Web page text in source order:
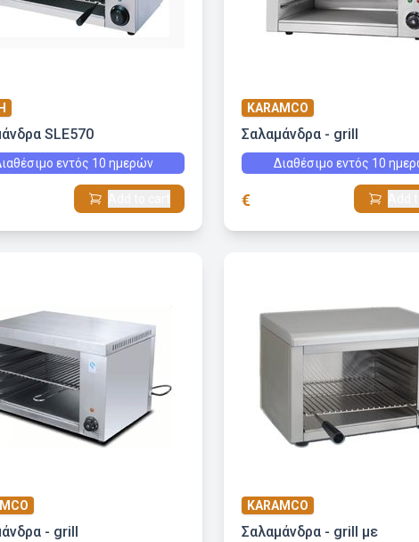
SLE570
εντός 10 ημερών
KARAMCO
Σαλαμάνδρα - grill
Διαθέσιμο εντός 10
€
- grill
KARAMCO
Σαλαμάνδρα - grill με